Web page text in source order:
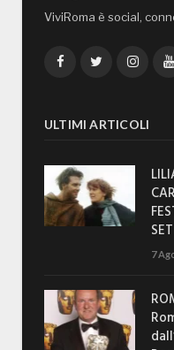
ViviRoma è social,
FacebookTwitter
ULTIMI ARTICOLI
7